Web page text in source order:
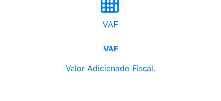
VAF
VAF
Valor Adicionado Fiscal.